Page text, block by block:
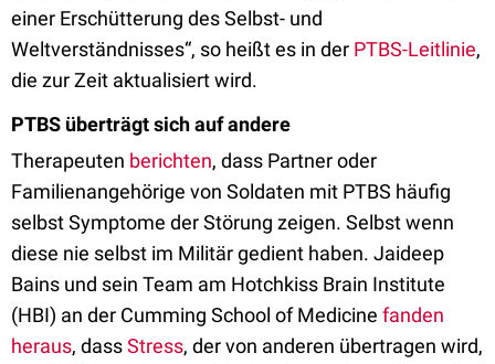
einer Erschütterung des Selbst- und
Weltverständnisses“, so heißt es in der PTBS-Leitlinie,
die zur Zeit aktualisiert wird.
PTBS überträgt sich auf andere
Therapeuten berichten, dass Partner oder
Familienangehörige von Soldaten mit PTBS häufig
selbst Symptome der Störung zeigen. Selbst wenn
diese nie selbst im Militär gedient haben. Jaideep
Bains und sein Team am Hotchkiss Brain Institute
(HBI) an der Cumming School of Medicine fanden
heraus, dassStress, der von anderen übertragen wird,